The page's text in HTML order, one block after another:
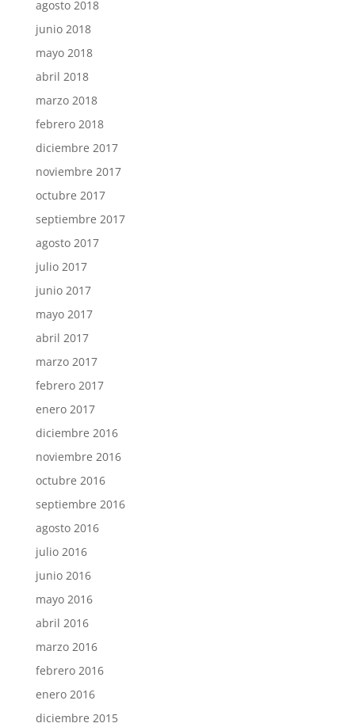
agosto 2018
junio 2018
mayo 2018
abril 2018
marzo 2018
febrero 2018
diciembre 2017
noviembre 2017
octubre 2017
septiembre 2017
agosto 2017
julio 2017
junio 2017
mayo 2017
abril 2017
marzo 2017
febrero 2017
enero 2017
diciembre 2016
noviembre 2016
octubre 2016
septiembre 2016
agosto 2016
julio 2016
junio 2016
mayo 2016
abril 2016
marzo 2016
febrero 2016
enero 2016
diciembre 2015